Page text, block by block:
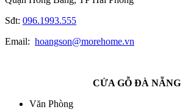
Sđt: 096.1993.555
Email: hoangson@morehome.vn
CỬA GỖ ĐÀ NẴNG
Văn Phòng